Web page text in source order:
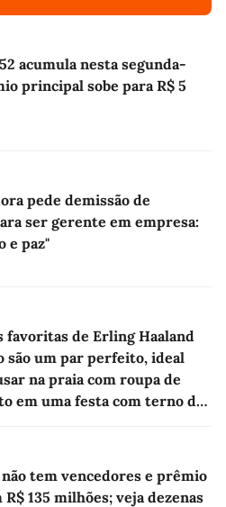
acumula nesta segunda-
principal sobe para R$ 5
pede demissão de
ser gerente em empresa:
e paz"
favoritas de Erling Haaland
são um par perfeito, ideal
na praia com roupa de
em uma festa com terno de
tem vencedores e prêmio
135 milhões; veja dezenas